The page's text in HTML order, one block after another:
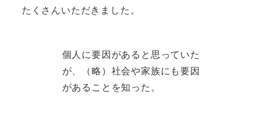
たくさんいただきました。
個人に要因があると思っていた
が、（略）社会や家族にも要因
があることを知った。